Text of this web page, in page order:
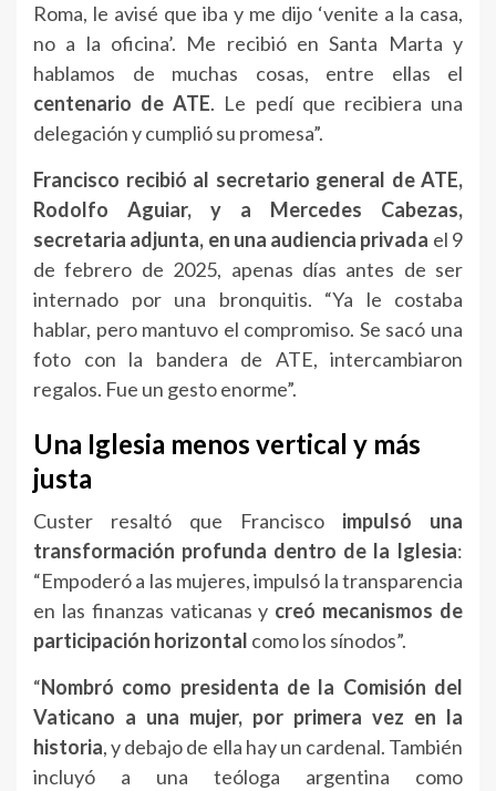
Roma, le avisé que iba y me dijo ‘venite a la casa,
no a la oficina’. Me recibió en Santa Marta y
hablamos de muchas cosas, entre ellas el
centenario de ATE. Le pedí que recibiera una
delegación y cumplió su promesa”.
Francisco recibió al secretario general de ATE,
Rodolfo Aguiar, y a Mercedes Cabezas,
secretaria adjunta, en una audiencia privada el 9
de febrero de 2025, apenas días antes de ser
internado por una bronquitis. “Ya le costaba
hablar, pero mantuvo el compromiso. Se sacó una
foto con la bandera de ATE, intercambiaron
regalos. Fue un gesto enorme”.
Una Iglesia menos vertical y más
justa
Custer resaltó que Francisco impulsó una
transformación profunda dentro de la Iglesia:
“Empoderó a las mujeres, impulsó la transparencia
en las finanzas vaticanas y creó mecanismos de
participación horizontal como los sínodos”.
“Nombró como presidenta de la Comisión del
Vaticano a una mujer, por primera vez en la
historia, y debajo de ella hay un cardenal. También
incluyó a una teóloga argentina como